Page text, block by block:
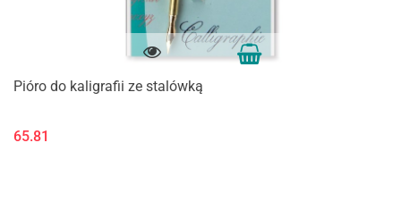
Pióro do kaligrafii ze stalówką
65.81